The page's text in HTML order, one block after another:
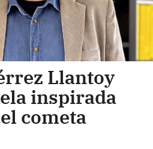
Llantoy
inspirada
cometa